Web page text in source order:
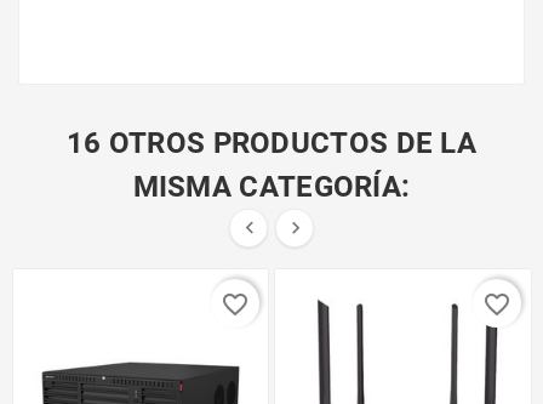
16 OTROS PRODUCTOS DE LA
MISMA CATEGORÍA:
 
favorite_border favorite_border